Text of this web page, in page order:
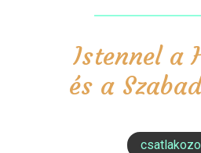
Istennel a
és a